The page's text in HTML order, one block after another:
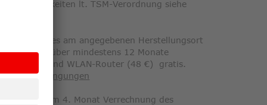
lt. TSM-Verordnung siehe
Produktes am angegebenen Herstellungsort
Vertrag über mindestens 12 Monate
(48 €) und WLAN-Router (48 €) gratis.
Ab dem 4. Monat Verrechnung des